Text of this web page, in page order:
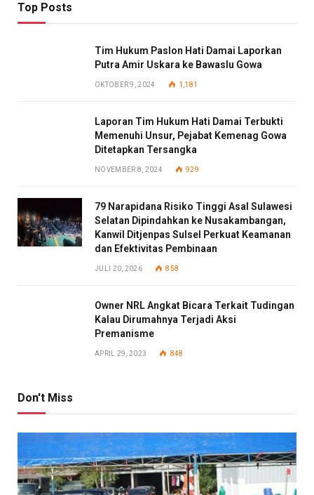
Top Posts
Tim Hukum Paslon Hati Damai Laporkan
Putra Amir Uskara ke Bawaslu Gowa
OKTOBER 9, 2024 1,181
Laporan Tim Hukum Hati Damai Terbukti
Memenuhi Unsur, Pejabat Kemenag Gowa
Ditetapkan Tersangka
NOVEMBER 8, 2024 929
79 Narapidana Risiko Tinggi Asal Sulawesi
Selatan Dipindahkan ke Nusakambangan,
Kanwil Ditjenpas Sulsel Perkuat Keamanan
dan Efektivitas Pembinaan
JULI 20, 2026 858
Owner NRL Angkat Bicara Terkait Tudingan
Kalau Dirumahnya Terjadi Aksi
Premanisme
APRIL 29, 2023 848
Don't Miss